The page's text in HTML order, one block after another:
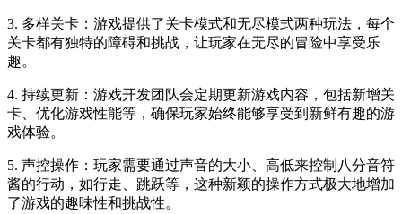
3. 多样关卡：游戏提供了关卡模式和无尽模式两种玩法，每个
关卡都有独特的障碍和挑战，让玩家在无尽的冒险中享受乐
趣。
4. 持续更新：游戏开发团队会定期更新游戏内容，包括新增关
卡、优化游戏性能等，确保玩家始终能够享受到新鲜有趣的游
戏体验。
5. 声控操作：玩家需要通过声音的大小、高低来控制八分音符
酱的行动，如行走、跳跃等，这种新颖的操作方式极大地增加
了游戏的趣味性和挑战性。